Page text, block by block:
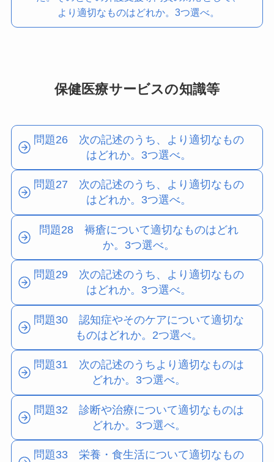
より適切なものはどれか。3つ選べ。
保健医療サービスの知識等
問題26 次の記述のうち、より適切なもの
はどれか。3つ選べ。
問題27 次の記述のうち、より適切なもの
はどれか。3つ選べ。
問題28 褥瘡について適切なものはどれ
か。3つ選べ。
問題29 次の記述のうち、より適切なもの
はどれか。3つ選べ。
問題30 認知症やそのケアについて適切な
ものはどれか。2つ選べ。
問題31 次の記述のうちより適切なものは
どれか。3つ選べ。
問題32 診断や治療について適切なものは
どれか。3つ選べ。
問題33 栄養・食生活について適切なもの